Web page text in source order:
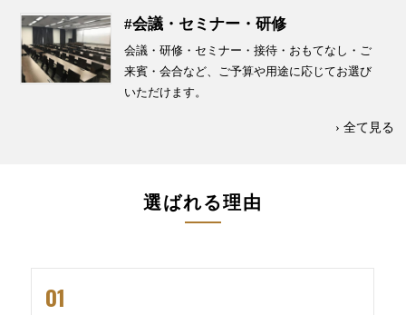
#会議・セミナー・研修
会議・研修・セミナー・接待・おもてなし・ご
来賓・会合など、ご予算や用途に応じてお選び
いただけます。
› 全て見る
選ばれる理由
01